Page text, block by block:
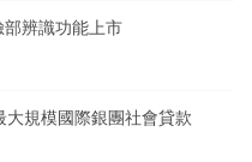
辨識功能上市
規模國際銀團社會貸款